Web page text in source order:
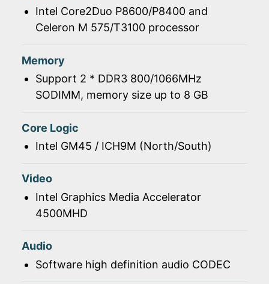
Intel Core2Duo P8600/P8400 and
Celeron M 575/T3100 processor
Memory
Support 2 * DDR3 800/1066MHz
SODIMM, memory size up to 8 GB
Core Logic
Intel GM45 / ICH9M (North/South)
Video
Intel Graphics Media Accelerator
4500MHD
Audio
Software high definition audio CODEC